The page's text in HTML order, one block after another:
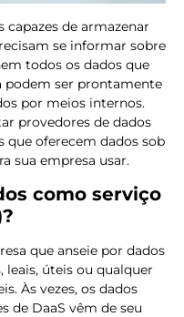
capazes de armazenar
se informar sobre
todos os dados que
podem ser prontamente
​​por meios internos.
provedores de dados
que oferecem dados sob
sua empresa usar.
como serviço
que anseie por dados
leais, úteis ou qualquer
Às vezes, os dados
de DaaS vêm de seu